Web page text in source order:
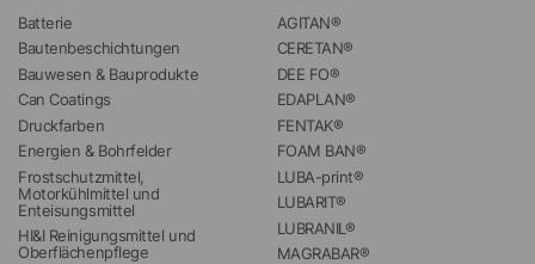
Batterie
Bautenbeschichtungen
Bauwesen & Bauprodukte
Can Coatings
Druckfarben
Energien & Bohrfelder
Frostschutzmittel,
Motorkühlmittel und
Enteisungsmittel
HI&I Reinigungsmittel und
Oberflächenpflege
AGITAN®
CERETAN®
DEE FO®
EDAPLAN®
FENTAK®
FOAM BAN®
LUBA-print®
LUBARIT®
LUBRANIL®
MAGRABAR®